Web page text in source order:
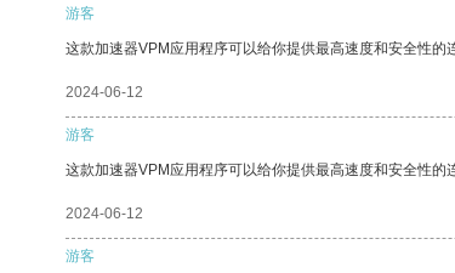
游客
这款加速器VPM应用程序可以给你提供最高速度和安全性的
2024-06-12
游客
这款加速器VPM应用程序可以给你提供最高速度和安全性的
2024-06-12
游客